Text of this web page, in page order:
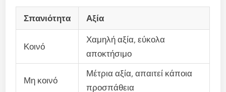
Σπανιότητα Αξία
Κοινό
Χαμηλή αξία, εύκολα
αποκτήσιμο
Μη κοινό
Μέτρια αξία, απαιτεί κάποια
προσπάθεια